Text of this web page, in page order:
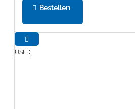
Bestellen
USED